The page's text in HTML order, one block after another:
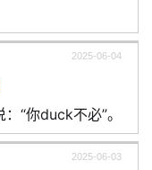
2025-06-04
“你duck不必”。
2025-06-03